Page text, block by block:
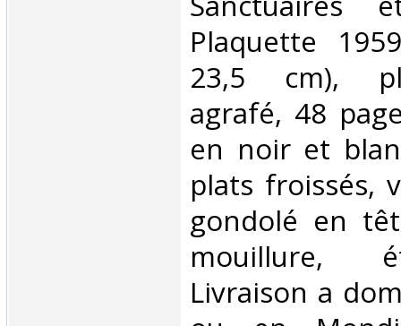
Plaquette
23,5 cm),
agrafé, 48
en noir et
plats froissés,
gondolé en
mouillure,
Livraison a